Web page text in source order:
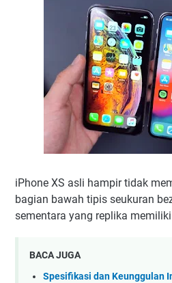
iPhone XS asli hampir tidak
bagian bawah tipis seukuran
sementara yang replika memiliki
BACA JUGA
Spesifikasi dan Keunggulan